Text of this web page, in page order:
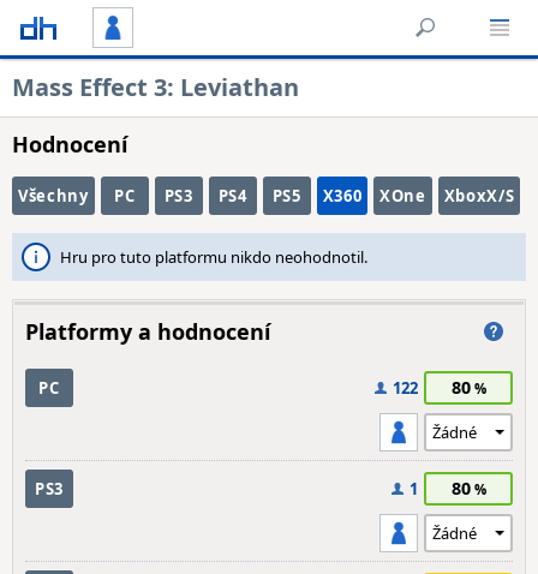
Mass Effect 3: Leviathan
Hodnocení
Všechny PC PS3 PS4 PS5 X360 XOne XboxX/S
Hru pro tuto platformu nikdo neohodnotil.
Platformy a hodnocení
PC 122 80
PS3 1 80